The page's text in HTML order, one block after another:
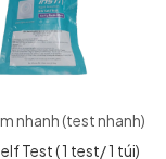
nhanh (test nhanh)
Test ( 1 test/ 1 túi)